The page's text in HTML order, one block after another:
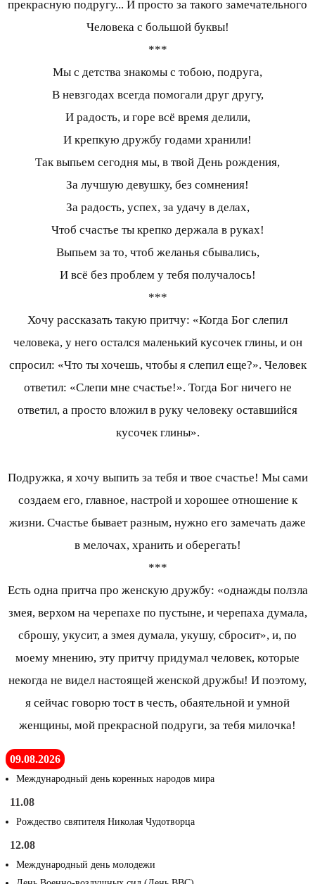
прекрасную подругу... И просто за такого замечательного
Человека с большой буквы!
***
Мы с детства знакомы с тобою, подруга,
В невзгодах всегда помогали друг другу,
И радость, и горе всё время делили,
И крепкую дружбу годами хранили!
Так выпьем сегодня мы, в твой День рождения,
За лучшую девушку, без сомнения!
За радость, успех, за удачу в делах,
Чтоб счастье ты крепко держала в руках!
Выпьем за то, чтоб желанья сбывались,
И всё без проблем у тебя получалось!
***
Хочу рассказать такую притчу: «Когда Бог слепил
человека, у него остался маленький кусочек глины, и он
спросил: «Что ты хочешь, чтобы я слепил еще?». Человек
ответил: «Слепи мне счастье!». Тогда Бог ничего не
ответил, а просто вложил в руку человеку оставшийся
кусочек глины».
Подружка, я хочу выпить за тебя и твое счастье! Мы сами
создаем его, главное, настрой и хорошее отношение к
жизни. Счастье бывает разным, нужно его замечать даже
в мелочах, хранить и оберегать!
***
Есть одна притча про женскую дружбу: «однажды ползла
змея, верхом на черепахе по пустыне, и черепаха думала,
сброшу, укусит, а змея думала, укушу, сбросит», и, по
моему мнению, эту притчу придумал человек, которые
некогда не видел настоящей женской дружбы! И поэтому,
я сейчас говорю тост в честь, обаятельной и умной
женщины, мой прекрасной подруги, за тебя милочка!
09.08.2026
Международный день коренных народов мира
11.08
Рождество святителя Николая Чудотворца
12.08
Международный день молодежи